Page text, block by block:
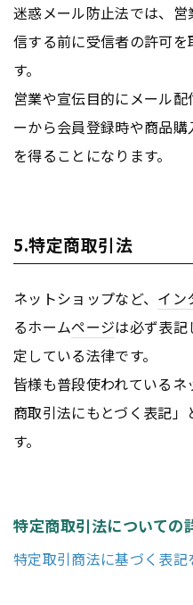
迷惑メール防止法では、
信する前に受信者の許可
す。
営業や宣伝目的にメール
ーから会員登録時や商品
を得ることになります。
5.特定商取引法
ネットショップなど、 イン
るホームページは必ず表記
定している法律です。
皆様も普段使われている
商取引法にもとづく表記
す。
特定商取引法についての
特定取引商法に基づく表記